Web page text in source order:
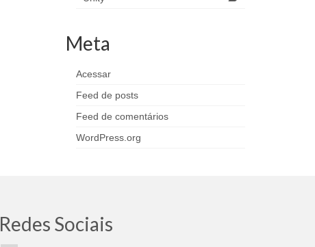
Meta
Acessar
Feed de posts
Feed de comentários
WordPress.org
Redes Sociais